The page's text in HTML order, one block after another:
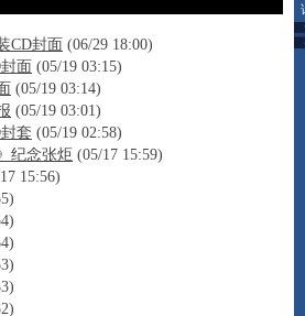
CD封面 (06/29 18:00)
面 (05/19 03:15)
(05/19 03:14)
(05/19 03:01)
套 (05/19 02:58)
纪念张炬 (05/17 15:59)
15:56)